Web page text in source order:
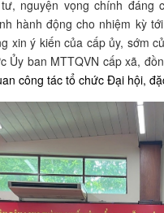
nguyện vọng chính đáng
hành động cho nhiệm kỳ
xin ý kiến của cấp ủy, sớm
Ủy ban MTTQVN cấp xã,
công tác tổ chức Đại hội,